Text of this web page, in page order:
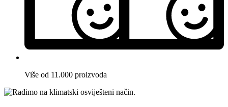
Više od 11.000 proizvoda